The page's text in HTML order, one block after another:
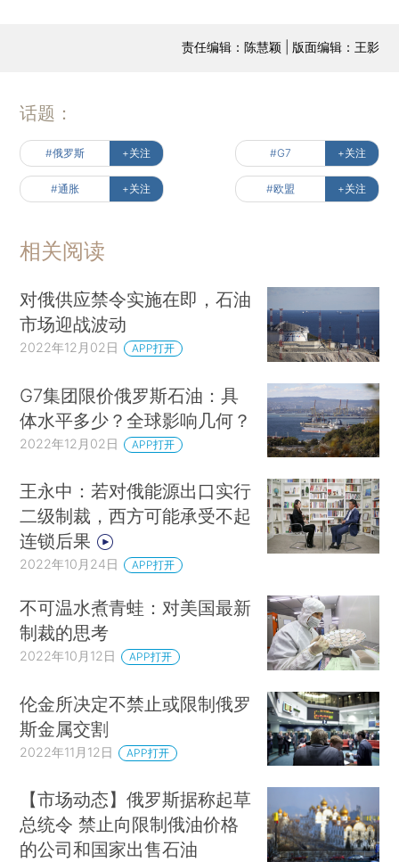
责任编辑：陈慧颖 | 版面编辑：王影
话题：
#俄罗斯 +关注 #G7 +关注
#通胀 +关注 #欧盟 +关注
相关阅读
对俄供应禁令实施在即，石油
市场迎战波动
2022年12月02日 APP打开
G7集团限价俄罗斯石油：具
体水平多少？全球影响几何？
2022年12月02日 APP打开
王永中：若对俄能源出口实行
二级制裁，西方可能承受不起
连锁后果
2022年10月24日 APP打开
不可温水煮青蛙：对美国最新
制裁的思考
2022年10月12日 APP打开
伦金所决定不禁止或限制俄罗
斯金属交割
2022年11月12日 APP打开
【市场动态】俄罗斯据称起草
总统令 禁止向限制俄油价格
的公司和国家出售石油